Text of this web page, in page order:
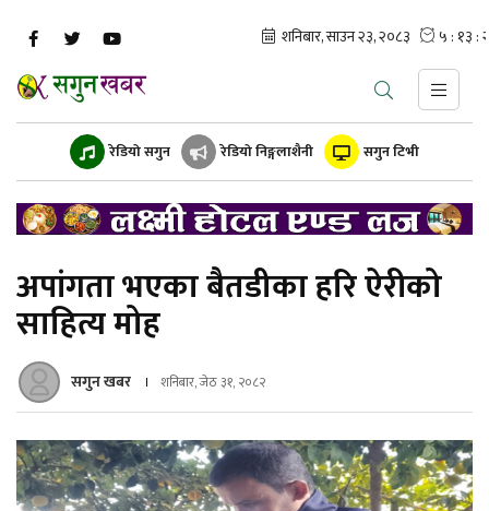
रेडियो सगुन रेडियो निङ्गलाशैनी सगुन टिभी
अपांगता भएका बैतडीका हरि ऐरीको
साहित्य मोह
सगुन खबर शनिबार, जेठ ३१, २०८२